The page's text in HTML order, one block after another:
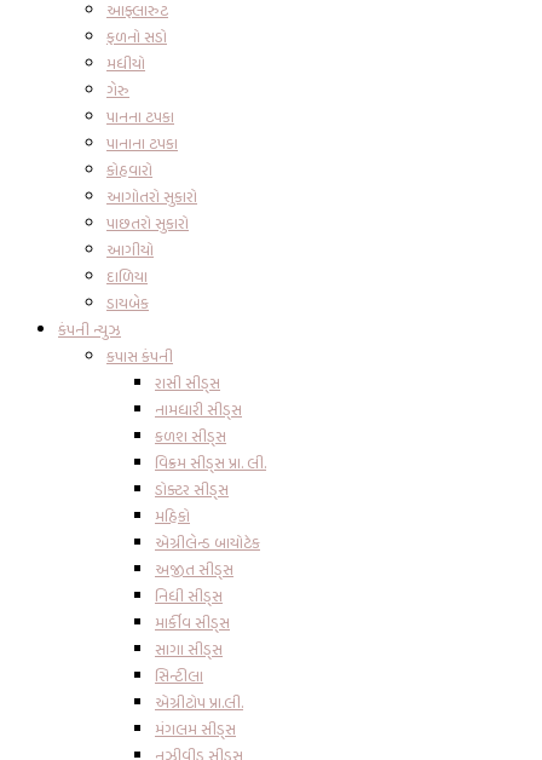
આફ્લારુટ
ફળનો સડો
મધીયો
ગેરુ
પાનના ટપકા
પાનાના ટપકા
કોહવારો
આગોતરો સુકારો
પાછતરો સુકારો
આગીયો
દાળિયા
ડાયબેક
કંપની ન્યુઝ
કપાસ કંપની
રાસી સીડ્સ
નામધારી સીડ્સ
કળશ સીડ્સ
વિક્રમ સીડ્સ પ્રા. લી.
ડોક્ટર સીડ્સ
મહિકો
એગ્રીલેન્ડ બાયોટેક
અજીત સીડ્સ
નિધી સીડ્સ
માર્કીવ સીડ્સ
સાગા સીડ્સ
સિન્ટીલા
એગ્રીટોપ પ્રા.લી.
મંગલમ સીડ્સ